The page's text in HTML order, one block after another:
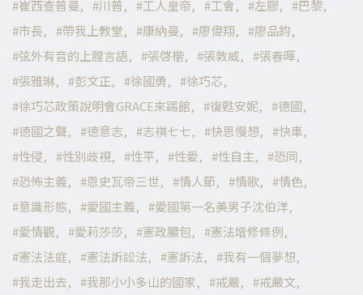
崔西查普曼
川普 工人皇帝 工會 左膠
巴黎
市長
帶我上教堂 康納曼 廖偉翔
廖品鈞
弦外有音的上膛言語
張啓楷 張敦威
張春暉
張雅琳
彭文正 徐國勇
徐巧芯
徐巧芯政策說明會GRACE來踢館
復甦安妮
德國
德國之聲
德意志 志祺七七 快思慢想
快車
性侵
性別歧視 性平 性愛 性自主
恐同
恐怖主義
恩史瓦帝三世 情人節 情歌
情色
意識形態
愛國主義
愛國第一名美男子沈伯洋
愛情觀
愛莉莎莎 憲政膿包
憲法增修條例
憲法法庭
憲法訴訟法 憲訴法
我有一個夢想
我走出去
我那小小多山的國家 戒嚴
戒嚴文